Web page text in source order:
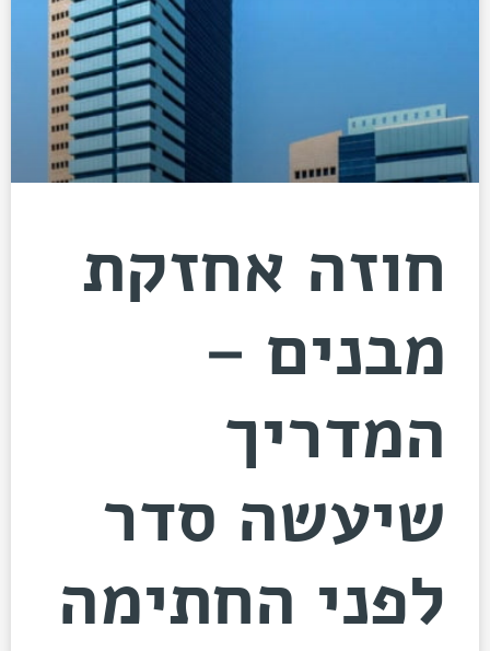
חוזה אחזקת
מבנים –
המדריך
שיעשה סדר
לפני החתימה